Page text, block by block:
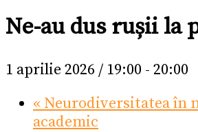
Ne-au dus rușii la
1 aprilie 2026 / 19:00 - 20:00
« Neurodiversitatea în
academic